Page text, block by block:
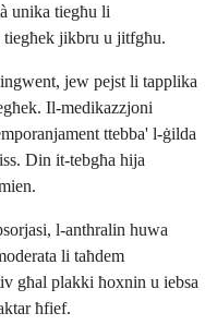
unika tiegħu li
jikbru u jitfgħu.
jew pejst li tapplika
Il-medikazzjoni
ttebba' l-ġilda
Din it-tebgħa hija
l-anthralin huwa
li taħdem
għal plakki ħoxnin u iebsa
ħfief.